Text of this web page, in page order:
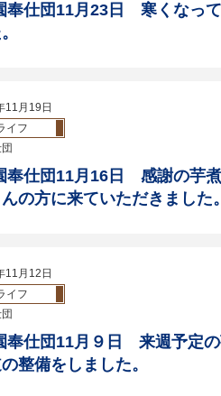
奉仕団11月23日 寒くなって
11月19日
イフ
奉仕団11月16日 感謝の芋
の方に来ていただきました。
11月12日
イフ
奉仕団11月９日 来週予定
整備をしました。